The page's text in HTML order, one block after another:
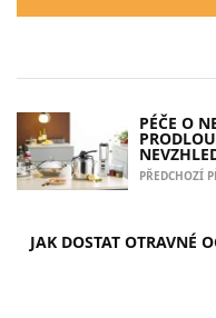
PÉČE O
PŘEDCHOZÍ
JAK DOSTAT OTRAVNÉ